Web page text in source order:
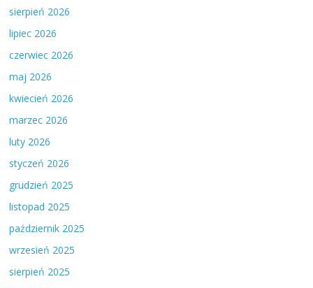
sierpień 2026
lipiec 2026
czerwiec 2026
maj 2026
kwiecień 2026
marzec 2026
luty 2026
styczeń 2026
grudzień 2025
listopad 2025
październik 2025
wrzesień 2025
sierpień 2025